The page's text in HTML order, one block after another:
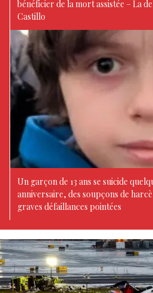
bénéficier de la mort assistée – La
Castillo
Un garçon de 13 ans se suicide
anniversaire, des soupçons de
graves défaillances pointées